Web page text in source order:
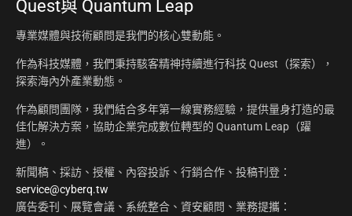
Quest與 Quantum Leap
專業媒體與技術顧問是我們的核心雙動能。
作為科技媒體，我們秉持駭客精神持續進行科技 Quest（探索），
探索海內外產業動態。
作為顧問團隊，我們結合多年第一線實務經驗，提供量身打造的最
佳化解決方案，協助企業完成數位轉型的 Quantum Leap（躍
進）。
新聞稿、採訪、授權、內容投訴、行銷合作、投稿刊登：
service@cyberq.tw
廣告委刊、展覽會議、系統整合、資安顧問、業務提攜：